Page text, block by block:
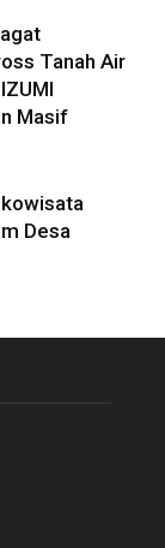
Tanah Air
Masif
Desa